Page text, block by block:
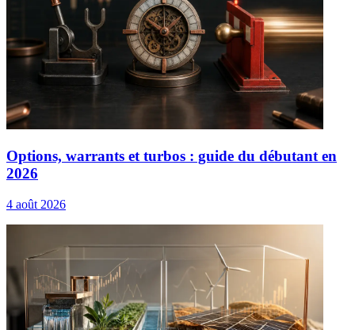
Options, warrants et turbos : guide du débutant en
2026
4 août 2026